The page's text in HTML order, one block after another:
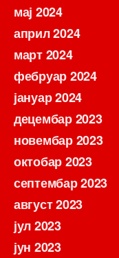
мај 2024
април 2024
март 2024
фебруар 2024
јануар 2024
децембар 2023
новембар 2023
октобар 2023
септембар 2023
август 2023
јул 2023
јун 2023